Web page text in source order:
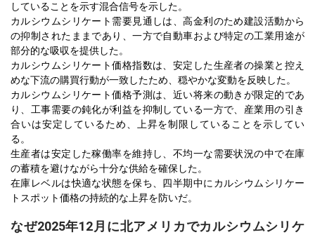
していることを示す混合信号を示した。
カルシウムシリケート需要見通しは、高金利のため建設活動から
の抑制されたままであり、一方で自動車および特定の工業用途が
部分的な吸収を提供した。
カルシウムシリケート価格指数は、安定した生産者の操業と控え
めな下流の購買行動が一致したため、穏やかな変動を反映した。
カルシウムシリケート価格予測は、近い将来の動きが限定的であ
り、工事需要の鈍化が利益を抑制している一方で、産業用の引き
合いは安定しているため、上昇を制限していることを示してい
る。
生産者は安定した稼働率を維持し、不均一な需要状況の中で在庫
の蓄積を避けながら十分な供給を確保した。
在庫レベルは快適な状態を保ち、四半期中にカルシウムシリケー
トスポット価格の持続的な上昇を防いだ。
なぜ2025年12月に北アメリカでカルシウムシリケ